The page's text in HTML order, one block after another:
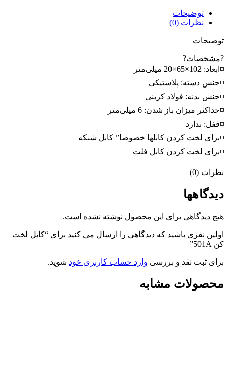
توضیحات
نظرات (0)
توضیحات
?مشخصات?
◽ابعاد: 102×65×20 میلی‌متر
◽جنس دسته: پلاستیکی
◽جنس بدنه: فولاد کربنی
◽حداکثر میزان باز شدن: 6 میلی‌متر
◽قفل: ندارد
◽برای لخت کردن کابلها خصوصا” کابل شبکه
◽برای لخت کردن کابل فلت
نظرات (0)
دیدگاهها
هیچ دیدگاهی برای این محصول نوشته نشده است.
اولین نفری باشید که دیدگاهی را ارسال می کنید برای “کابل لخت
کن 501A”
برای ثبت نقد و بررسی وارد حساب کاربری خود شوید.
محصولات مشابه